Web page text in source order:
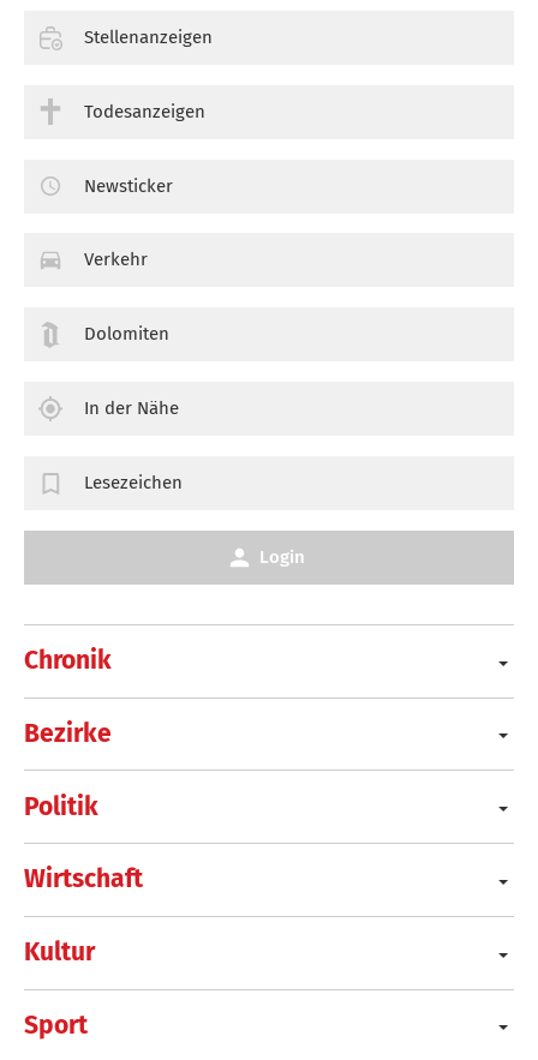
Chronik
Bezirke
Politik
Wirtschaft
Kultur
Sport
Stellenanzeigen
Todesanzeigen
Newsticker
Verkehr
Dolomiten
In der Nähe
Lesezeichen
Login